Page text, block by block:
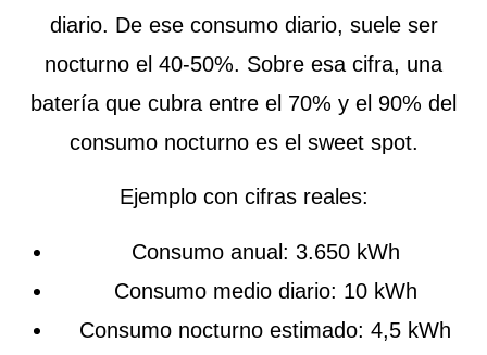
diario. De ese consumo diario, suele ser
nocturno el 40-50%. Sobre esa cifra, una
batería que cubra entre el 70% y el 90% del
consumo nocturno es el sweet spot.
Ejemplo con cifras reales:
Consumo anual: 3.650 kWh
Consumo medio diario: 10 kWh
Consumo nocturno estimado: 4,5 kWh